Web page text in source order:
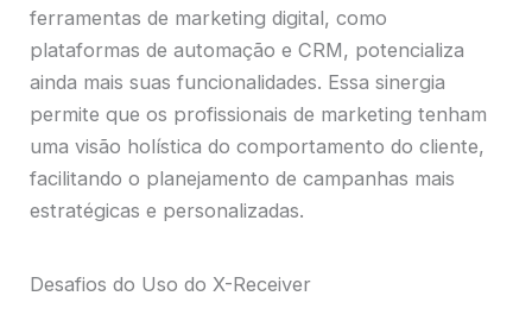
ferramentas de marketing digital, como
plataformas de automação e CRM, potencializa
ainda mais suas funcionalidades. Essa sinergia
permite que os profissionais de marketing tenham
uma visão holística do comportamento do cliente,
facilitando o planejamento de campanhas mais
estratégicas e personalizadas.
Desafios do Uso do X-Receiver